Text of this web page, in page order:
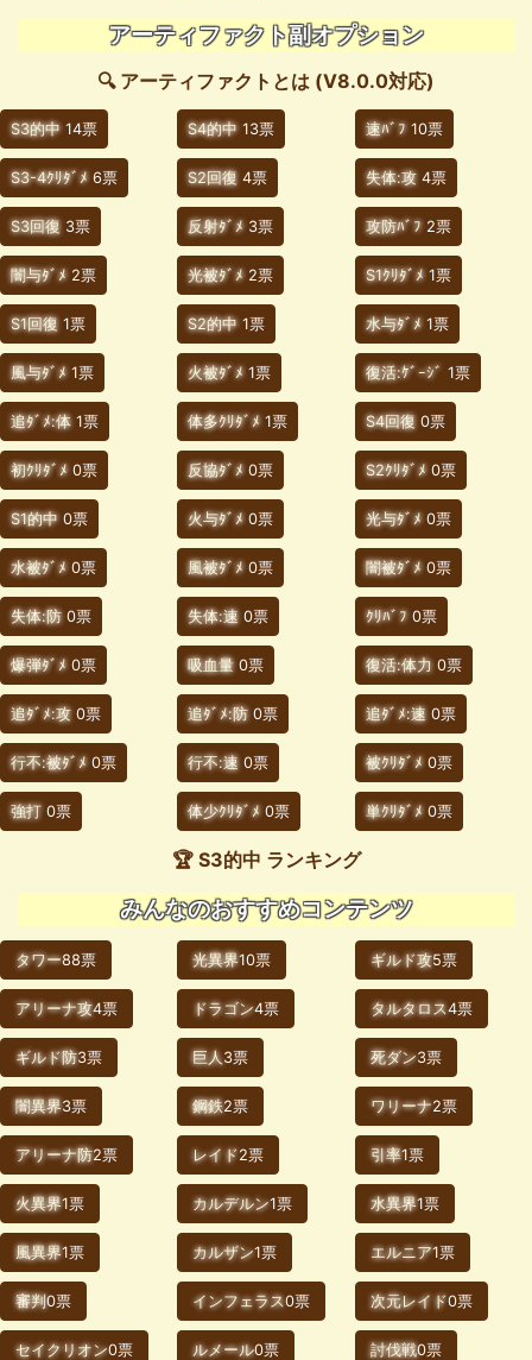
アーティファクト副オプション
🔍 アーティファクトとは (V8.0.0対応)
S3的中 14票 S4的中 13票 速ﾊﾞﾌ 10票
S3-4ｸﾘﾀﾞﾒ 6票 S2回復 4票 失体:攻 4票
S3回復 3票 反射ﾀﾞﾒ 3票 攻防ﾊﾞﾌ 2票
闇与ﾀﾞﾒ 2票 光被ﾀﾞﾒ 2票 S1ｸﾘﾀﾞﾒ 1票
S1回復 1票 S2的中 1票 水与ﾀﾞﾒ 1票
風与ﾀﾞﾒ 1票 火被ﾀﾞﾒ 1票 復活:ｹﾞｰｼﾞ 1票
追ﾀﾞﾒ:体 1票 体多ｸﾘﾀﾞﾒ 1票 S4回復 0票
初ｸﾘﾀﾞﾒ 0票 反協ﾀﾞﾒ 0票 S2ｸﾘﾀﾞﾒ 0票
S1的中 0票 火与ﾀﾞﾒ 0票 光与ﾀﾞﾒ 0票
水被ﾀﾞﾒ 0票 風被ﾀﾞﾒ 0票 闇被ﾀﾞﾒ 0票
失体:防 0票 失体:速 0票 ｸﾘﾊﾞﾌ 0票
爆弾ﾀﾞﾒ 0票 吸血量 0票 復活:体力 0票
追ﾀﾞﾒ:攻 0票 追ﾀﾞﾒ:防 0票 追ﾀﾞﾒ:速 0票
行不:被ﾀﾞﾒ 0票 行不:速 0票 被ｸﾘﾀﾞﾒ 0票
強打 0票 体少ｸﾘﾀﾞﾒ 0票 単ｸﾘﾀﾞﾒ 0票
🏆 S3的中 ランキング
みんなのおすすめコンテンツ
タワー88票 光異界10票 ギルド攻5票
アリーナ攻4票 ドラゴン4票 タルタロス4票
ギルド防3票 巨人3票 死ダン3票
闇異界3票 鋼鉄2票 ワリーナ2票
アリーナ防2票 レイド2票 引率1票
火異界1票 カルデルン1票 水異界1票
風異界1票 カルザン1票 エルニア1票
審判0票 インフェラス0票 次元レイド0票
セイクリオン0票 ルメール0票 討伐戦0票